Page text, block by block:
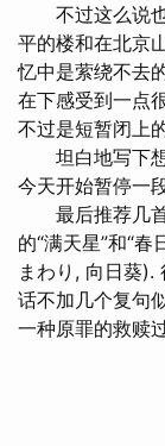
不过这么说也
平的楼和在北京
忆中是萦绕不去
在下感受到一点
不过是短暂闭上
坦白地写下想
今天开始暂停一
最后推荐几首
的“满天星”和“春
まわり, 向日葵).
话不加几个复句
一种原罪的救赎